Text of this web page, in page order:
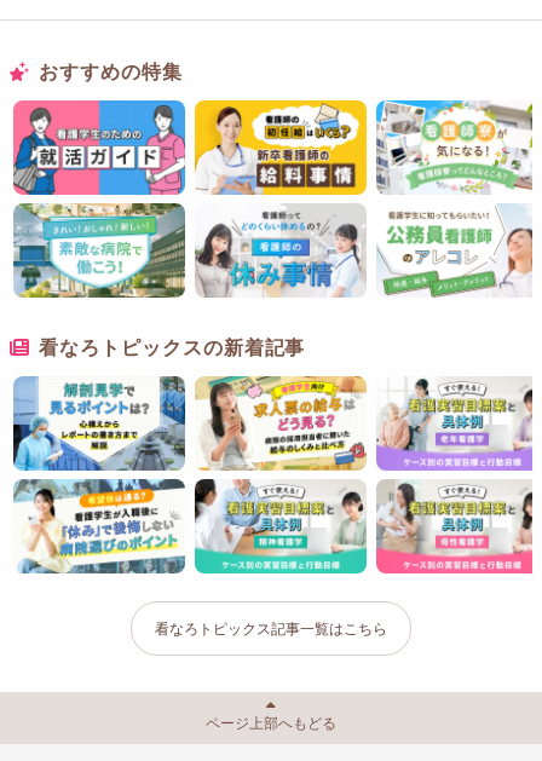
おすすめの特集
看なろトピックスの新着記事
看なろトピックス記事一覧はこちら
ページ上部へもどる